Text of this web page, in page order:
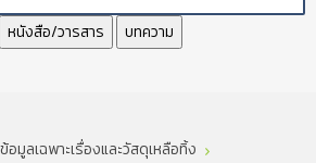
หนังสือ/วารสาร บทความ
อมูลเฉพาะเรื่องและวัสดุเหลือทิ้ง